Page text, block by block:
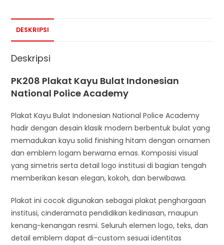
DESKRIPSI
Deskripsi
PK208 Plakat Kayu Bulat Indonesian
National Police Academy
Plakat Kayu Bulat Indonesian National Police Academy
hadir dengan desain klasik modern berbentuk bulat yang
memadukan kayu solid finishing hitam dengan ornamen
dan emblem logam berwarna emas. Komposisi visual
yang simetris serta detail logo institusi di bagian tengah
memberikan kesan elegan, kokoh, dan berwibawa.
Plakat ini cocok digunakan sebagai plakat penghargaan
institusi, cinderamata pendidikan kedinasan, maupun
kenang-kenangan resmi. Seluruh elemen logo, teks, dan
detail emblem dapat di-custom sesuai identitas